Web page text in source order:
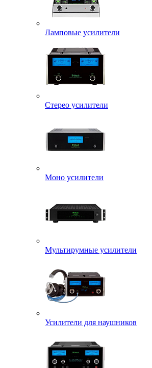
Ламповые усилители
Стерео усилители
Моно усилители
Мультирумные усилители
Усилители для наушников